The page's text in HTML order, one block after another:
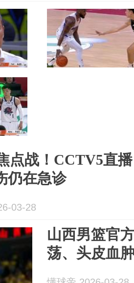
点战！CCTV5直
仍在急诊
03-28
山西男篮官
荡、头皮血